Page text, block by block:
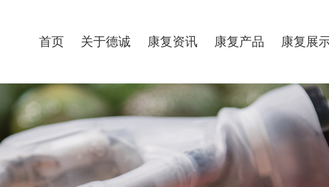
首页 关于德诚 康复资讯 康复产品 康复展